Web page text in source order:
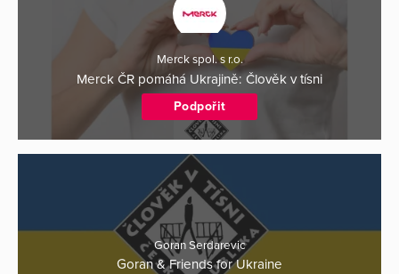
Merck spol. s r.o.
Merck ČR pomáhá Ukrajině: Člověk v tísni
Podpořit
Goran Serdarevic
Goran & Friends for Ukraine